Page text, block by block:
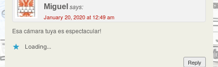
Miguel says:
January 20, 2020 at 12:49 am
Esa cámara tuya es espectacular!
Loading...
Reply